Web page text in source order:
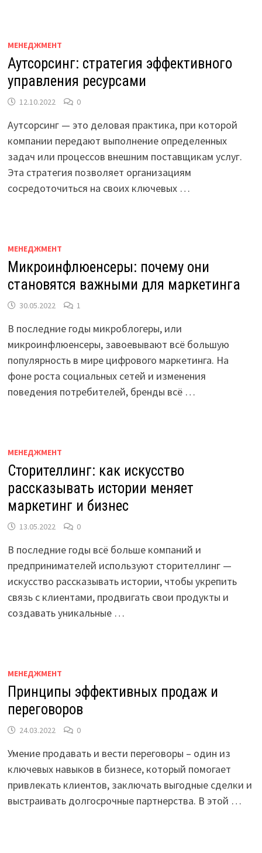
МЕНЕДЖМЕНТ
Аутсорсинг: стратегия эффективного
управления ресурсами
12.10.2022 0
Аутсорсинг — это деловая практика, при которой
компании передают выполнение определенных
задач или процессов внешним поставщикам услуг.
Эта стратегия позволяет организациям
сосредоточиться на своих ключевых …
МЕНЕДЖМЕНТ
Микроинфлюенсеры: почему они
становятся важными для маркетинга
30.05.2022 1
В последние годы микроблогеры, или
микроинфлюенсеры, завоевывают всё большую
популярность в мире цифрового маркетинга. На
фоне роста социальных сетей и изменения
поведения потребителей, бренды всё …
МЕНЕДЖМЕНТ
Сторителлинг: как искусство
рассказывать истории меняет
маркетинг и бизнес
13.05.2022 0
В последние годы всё больше компаний и
предпринимателей используют сторителлинг —
искусство рассказывать истории, чтобы укрепить
связь с клиентами, продвигать свои продукты и
создавать уникальные …
МЕНЕДЖМЕНТ
Принципы эффективных продаж и
переговоров
24.03.2022 0
Умение продавать и вести переговоры – один из
ключевых навыков в бизнесе, который помогает
привлекать клиентов, заключать выгодные сделки и
выстраивать долгосрочные партнерства. В этой …